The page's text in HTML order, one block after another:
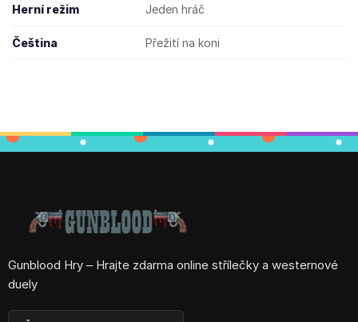
Herní režim Jeden hráč
Čeština Přežití na koni
Gunblood Hry – Hrajte zdarma online střílečky a westernové
duely